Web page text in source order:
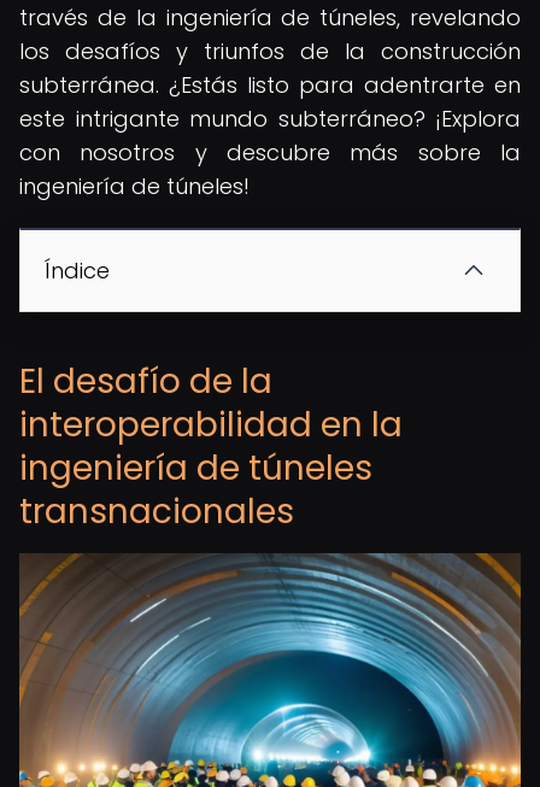
través de la ingeniería de túneles, revelando
los desafíos y triunfos de la construcción
subterránea. ¿Estás listo para adentrarte en
este intrigante mundo subterráneo? ¡Explora
con nosotros y descubre más sobre la
ingeniería de túneles!
Índice
El desafío de la
interoperabilidad en la
ingeniería de túneles
transnacionales